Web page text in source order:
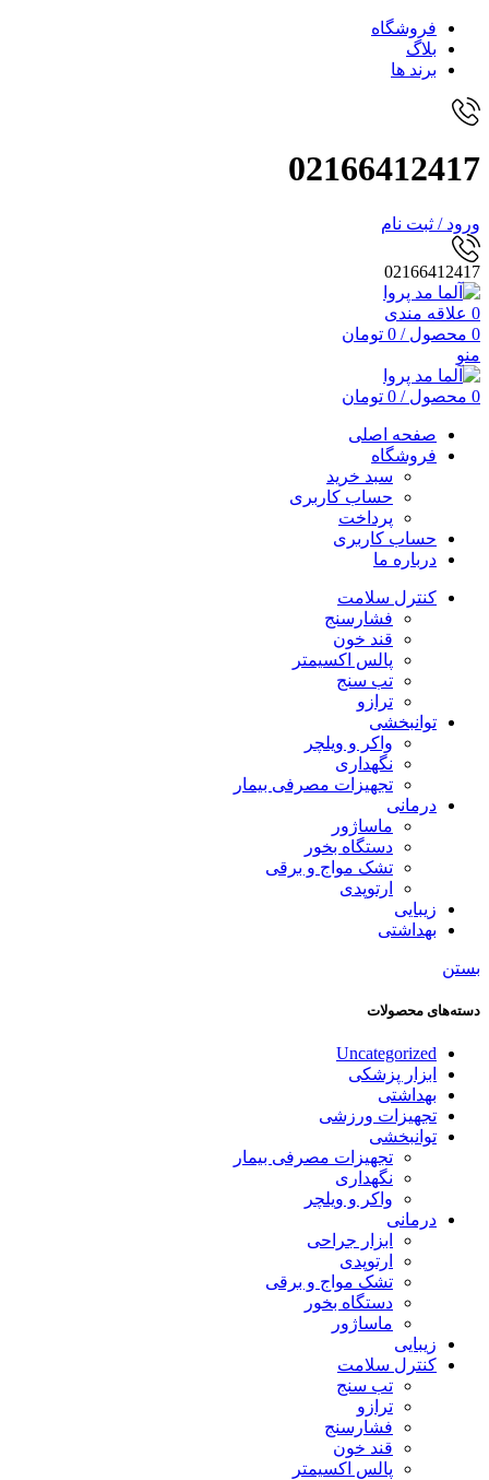
فروشگاه
بلاگ
برند ها
02166412417
ورود / ثبت نام
02166412417
0 علاقه مندی
0 محصول /
0 تومان
منو
0 محصول /
0 تومان
صفحه اصلی
فروشگاه
سبد خرید
حساب کاربری
پرداخت
حساب کاربری
درباره ما
کنترل سلامت
فشارسنج
قند خون
پالس اکسیمتر
تب سنج
ترازو
توانبخشی
واکر و ویلچر
نگهداری
تجهیزات مصرفی بیمار
درمانی
ماساژور
دستگاه بخور
تشک مواج و برقی
ارتوپدی
زیبایی
بهداشتی
بستن
دسته‌های محصولات
Uncategorized
ابزار پزشکی
بهداشتی
تجهیزات ورزشی
توانبخشی
تجهیزات مصرفی بیمار
نگهداری
واکر و ویلچر
درمانی
ابزار جراحی
ارتوپدی
تشک مواج و برقی
دستگاه بخور
ماساژور
زیبایی
کنترل سلامت
تب سنج
ترازو
فشارسنج
قند خون
پالس اکسیمتر